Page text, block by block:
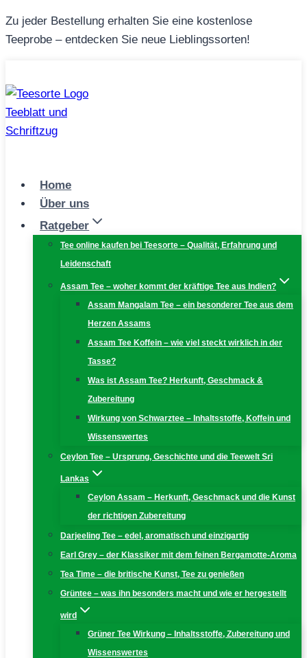
Zum
Inhalt
Zu jeder Bestellung erhalten Sie eine kostenlose
Teeprobe – entdecken Sie neue Lieblingssorten!
Home
Über uns
Ratgeber
Tee online kaufen bei Teesorte – Qualität, Erfahrung und
Leidenschaft
Assam Tee – woher kommt der kräftige Tee aus Indien?
Assam Mangalam Tee – ein besonderer Tee aus dem
Herzen Assams
Assam Tee Koffein – wie viel steckt wirklich in der
Tasse?
Was ist Assam Tee? Herkunft, Geschmack &
Zubereitung
Wirkung von Schwarztee – Inhaltsstoffe, Koffein und
Wissenswertes
Ceylon Tee – Ursprung, Geschichte und die Teewelt Sri
Lankas
Ceylon Assam – Herkunft, Geschmack und die Kunst
der richtigen Zubereitung
Darjeeling Tee – edel, aromatisch und einzigartig
Earl Grey – der Klassiker mit dem feinen Bergamotte-Aroma
Tea Time – die britische Kunst, Tee zu genießen
Grüntee – was ihn besonders macht und wie er hergestellt
wird
Grüner Tee Wirkung – Inhaltsstoffe, Zubereitung und
Wissenswertes